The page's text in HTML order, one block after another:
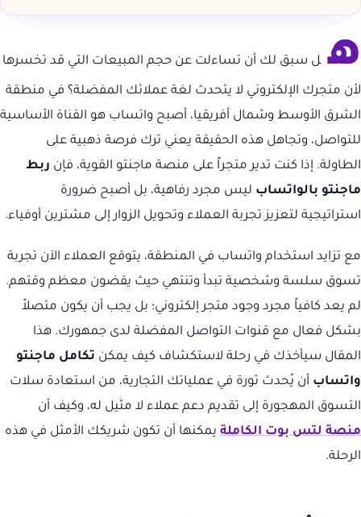
ه ل سبق لك أن تساءلت عن حجم المبيعات التي قد تخسرها
لأن متجرك الإلكتروني لا يتحدث لغة عملائك المفضلة؟ في منطقة
الشرق الأوسط وشمال أفريقيا، أصبح واتساب هو القناة الأساسية
للتواصل، وتجاهل هذه الحقيقة يعني ترك فرصة ذهبية على
الطاولة. إذا كنت تدير متجراً على منصة ماجنتو القوية، فإن ربط
ماجنتو بالواتساب ليس مجرد رفاهية، بل أصبح ضرورة
استراتيجية لتعزيز تجربة العملاء وتحويل الزوار إلى مشترين أوفياء.
مع تزايد استخدام واتساب في المنطقة، يتوقع العملاء الآن تجربة
تسوق سلسة وشخصية تبدأ وتنتهي حيث يقضون معظم وقتهم.
لم يعد كافياً مجرد وجود متجر إلكتروني؛ بل يجب أن يكون متصلاً
بشكل فعال مع قنوات التواصل المفضلة لدى جمهورك. هذا
المقال سيأخذك في رحلة لاستكشاف كيف يمكن تكامل ماجنتو
واتساب أن يُحدث ثورة في عملياتك التجارية، من استعادة سلات
التسوق المهجورة إلى تقديم دعم عملاء لا مثيل له، وكيف أن
منصة لتس بوت الكاملة يمكنها أن تكون شريكك الأمثل في هذه
الرحلة.